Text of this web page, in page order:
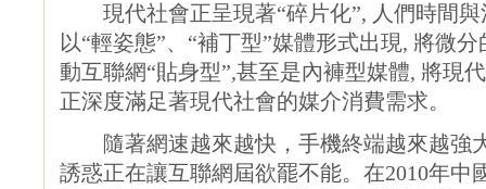
現代社會正呈現著“碎片化”, 人們時間與
以“輕姿態”、“補丁型”媒體形式出現, 將微
動互聯網“貼身型”,甚至是內褲型媒體, 將現
正深度滿足著現代社會的媒介消費需求。
隨著網速越來越快，手機終端越來越強
誘惑正在讓互聯網屆欲罷不能。在2010年中